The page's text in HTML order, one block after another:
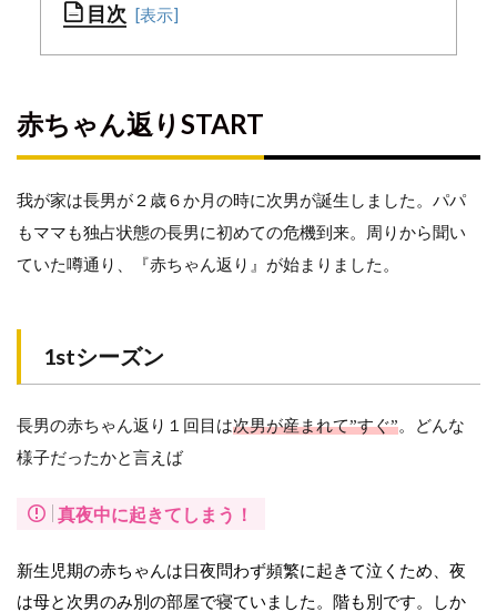
目次
返り
START
1st
シ
ー
ズ
ン
ー
ズ
ま
め
赤ちゃん返りSTART
我が家は長男が２歳６か月の時に次男が誕生しました。パパ
もママも独占状態の長男に初めての危機到来。
周りから聞い
ていた噂通り、『赤ちゃん返り』が始まりました。
1stシーズン
長男の赤ちゃん返り１回目は次男が産まれて”すぐ”。どんな
様子だったかと言えば
真夜中に起きてしまう！
新生児期の赤ちゃんは日夜問わず頻繁に起きて泣くため、夜
は母と次男のみ別の部屋で寝ていました。階も別です。しか